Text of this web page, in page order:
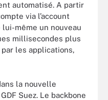
automatisé. A partir
via l’account
même un nouveau
millisecondes plus
les applications,
la nouvelle
Suez. Le backbone